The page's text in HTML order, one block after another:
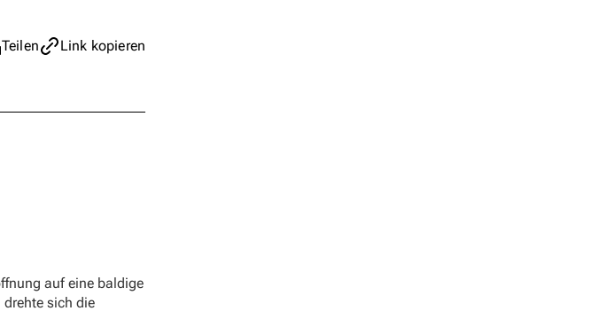
Teilen Link kopieren
auf eine baldige
drehte sich die